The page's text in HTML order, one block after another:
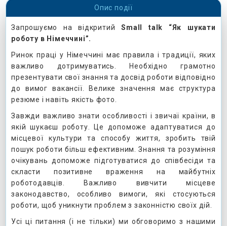
Опис події
Запрошуємо на відкритийSmall talk “Як шукати
роботу в Німеччині”.
Ринок праці у Німеччині має правила і традиції, яких
важливо дотримуватись. Необхідно грамотно
презентувати свої знання та досвід роботи відповідно
до вимог вакансії. Велике значення має структура
резюме і навіть якість фото.
Завжди важливо знати особливості і звичаї країни, в
якій шукаєш роботу. Це допоможе адаптуватися до
місцевої культури та способу життя, зробить твій
пошук роботи більш ефективним. Знання та розуміння
очікувань допоможе підготуватися до співбесіди та
скласти позитивне враження на майбутніх
роботодавців. Важливо вивчити місцеве
законодавство, особливо вимоги, які стосуються
роботи, щоб уникнути проблем з законністю своїх дій.
Усі ці питання (і не тільки) ми обговоримо з нашими